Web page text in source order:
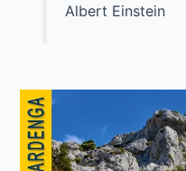
Albert Einstein